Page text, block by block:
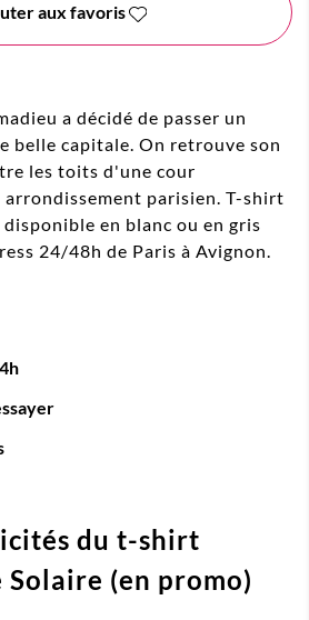
aux favoris
a décidé de passer un
belle capitale. On retrouve son
les toits d'une cour
arrondissement parisien. T-shirt
en blanc ou en gris
24/48h de Paris à Avignon.
du t-shirt
(en promo)